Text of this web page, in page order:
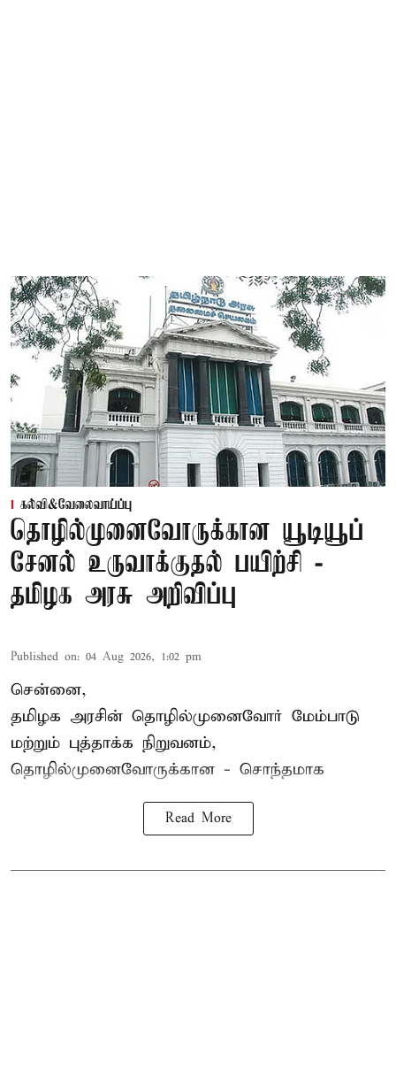
கல்வி&வேலைவாய்ப்பு
தொழில்முனைவோருக்கான யூடியூப்
சேனல் உருவாக்குதல் பயிற்சி -
தமிழக அரசு அறிவிப்பு
Published on: 04 Aug 2026, 1:02 pm
சென்னை,
தமிழக அரசின் தொழில்முனைவோர் மேம்பாடு
மற்றும் புத்தாக்க நிறுவனம்,
தொழில்முனைவோருக்கான - சொந்தமாக
Read More